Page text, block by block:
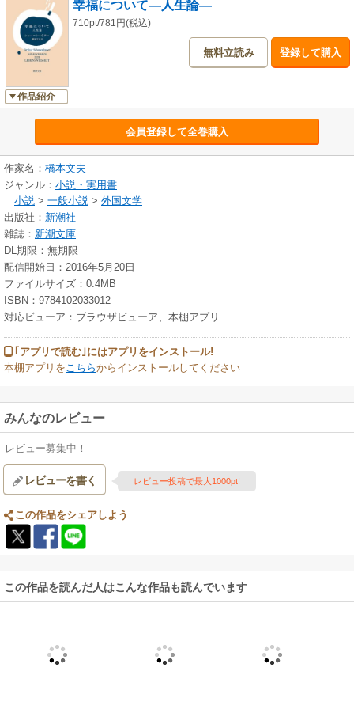
作品紹介
幸福について―人生論―
710pt/781円(税込)
無料立読み 登録して購入
会員登録して全巻購入
作家名： 橋本文夫
ジャンル： 小説・実用書
小説 > 一般小説 > 外国文学
出版社： 新潮社
雑誌： 新潮文庫
DL期限：無期限
配信開始日：2016年5月20日
ファイルサイズ：0.4MB
ISBN：9784102033012
対応ビューア：ブラウザビューア、本棚アプリ
｢アプリで読む｣にはアプリをインストール!
本棚アプリを こちらからインストールしてください
みんなのレビュー
レビュー募集中！
レビューを書く レビュー投稿で最大1000pt!
この作品をシェアしよう
この作品を読んだ人はこんな作品も読んでいます